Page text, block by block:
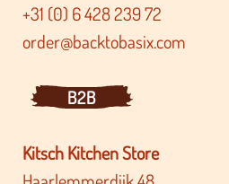
+31 (0) 6 428 239 72
order@backtobasix.com
B2B
Kitsch Kitchen Store